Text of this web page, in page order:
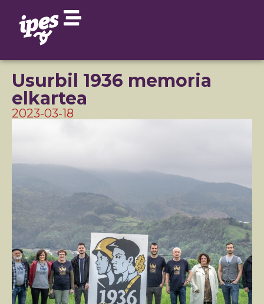
Usurbil 1936 memoria
elkartea
2023-03-18